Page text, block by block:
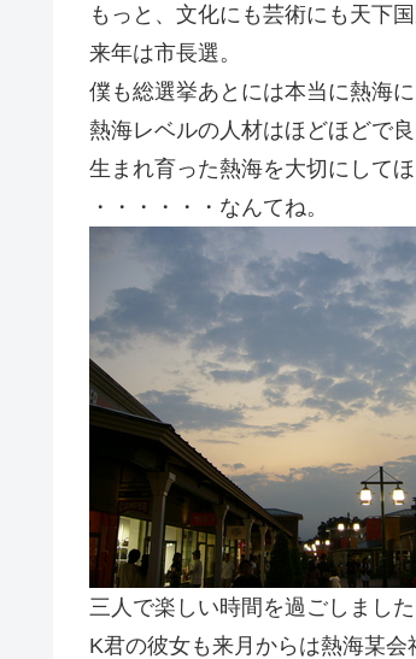
もっと、文化にも芸術にも天下
来年は市長選。
僕も総選挙あとには本当に熱海
熱海レベルの人材はほどほどで良
生まれ育った熱海を大切にしてほ
・・・・・・なんてね。
三人で楽しい時間を過ごしました
K君の彼女も来月からは熱海某会